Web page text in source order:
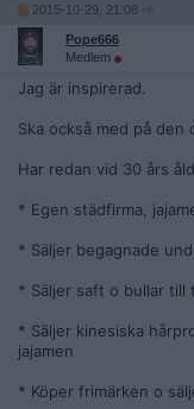
2015-10-29, 21:08
Pope666
Medlem
Jag är inspirerad.
Ska också med på den
Har redan vid 30 års
* Egen städfirma,
* Säljer begagnade
* Säljer saft o bullar till
* Säljer kinesiska
jajamen
* Köper frimärken o